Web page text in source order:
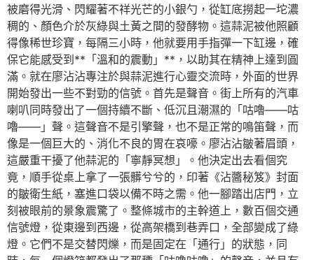
被磨得光滑、閃耀著不祥光芒的小銀勺，從缸底撈起一坨濃
稠的、顏色介於灰綠與土黃之間的發酵物。這蒜泥被他照顧
得像稀世珍寶，每隔三小時，他就要用手指彈一下缸邊，確
保它能感受到**「溫和的震動」**，以助其在精神上達到圓
滿。就在廖沾沾專注於與蒜泥進行心靈交流時，外面的世界
開始發出一些不對勁的信號。首先是聲音。街上所有的汽車
喇叭同時發出了一個持續不斷、低沉且潮濕的「咕嚕——咕
嚕——」聲。這聲音不是引擎聲，也不是正常的鳴笛聲，而
像是一個巨大的、消化不良的胃在哀嚎。廖沾沾皺著眉頭，
這嚴重干擾了他蒜泥的「寧靜冥想」。他決定出去看個究
竟，順手從桌上拿了一張髒兮兮的，印著《沾醬秘笈》封面
的皺衛生紙，塞進口袋以備不時之需。他一腳踏出店門，立
刻被眼前的景象震驚了。整條城市的主幹道上，數百個交通
信號燈，從東邊到西邊，從高架橋到巷弄口，全部變成了綠
燈。它們不是交替閃爍，而是固定在「通行」的狀態，同